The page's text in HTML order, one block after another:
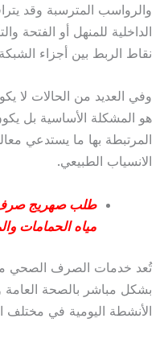
والرواسب المترسبة وقد
الداخلية للمنهل أو الفتحة
نقاط الربط بين أجزاء
وفي العديد من الحالات لا
هو المشكلة الأساسية بل
المرتبطة بها ما يستدعي
الانسياب الطبيعي.
طلب صهريج
مياه الحمامات
تُعد خدمات الصرف الصحي
بشكل مباشر بالصحة العامة
الأنشطة اليومية في مختلف